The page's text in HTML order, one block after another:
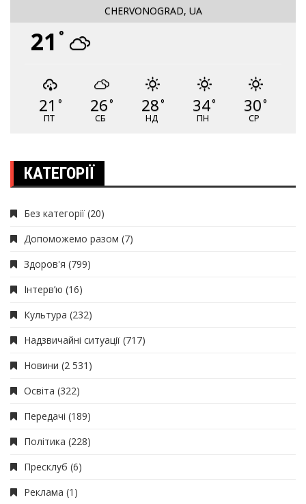
CHERVONOGRAD, UA
21 °
21 °
ПТ
26°
СБ
28°
НД
34°
ПН
30°
СР
КАТЕГОРІЇ
Без категорії (20)
Допоможемо разом (7)
Здоров'я (799)
Інтерв’ю (16)
Культура (232)
Надзвичайні ситуації (717)
Новини (2 531)
Освіта (322)
Передачі (189)
Політика (228)
Пресклуб (6)
Реклама (1)